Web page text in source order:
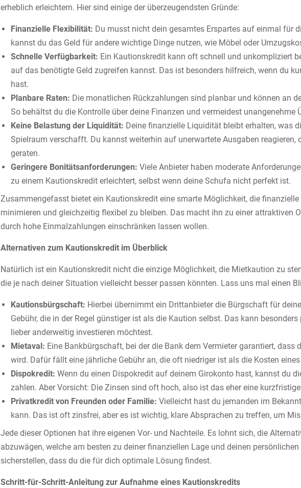
erheblich erleichtern. Hier sind einige der überzeugendsten Gründe:
Finanzielle Flexibilität: Du musst nicht dein gesamtes Erspartes auf einmal für
kannst du das Geld für andere wichtige Dinge nutzen, wie Möbel oder
Schnelle Verfügbarkeit: Ein Kautionskredit kann oft schnell und unkompliziert
auf das benötigte Geld zugreifen kannst. Das ist besonders hilfreich, wenn du
hast.
Planbare Raten: Die monatlichen Rückzahlungen sind planbar und können an
So behältst du die Kontrolle über deine Finanzen und vermeidest unangenehme
Keine Belastung der Liquidität: Deine finanzielle Liquidität bleibt erhalten, was
Spielraum verschafft. Du kannst weiterhin auf unerwartete Ausgaben reagieren,
geraten.
Geringere Bonitätsanforderungen: Viele Anbieter haben moderate
zu einem Kautionskredit erleichtert, selbst wenn deine Schufa nicht perfekt ist.
Zusammengefasst bietet ein Kautionskredit eine smarte Möglichkeit, die
minimieren und gleichzeitig flexibel zu bleiben. Das macht ihn zu einer attraktiven
durch hohe Einmalzahlungen einschränken lassen wollen.
Alternativen zum Kautionskredit im Überblick
Natürlich ist ein Kautionskredit nicht die einzige Möglichkeit, die Mietkaution zu
die je nach deiner Situation vielleicht besser passen könnten. Lass uns mal einen
Kautionsbürgschaft: Hierbei übernimmt ein Drittanbieter die Bürgschaft für
Gebühr, die in der Regel günstiger ist als die Kaution selbst. Das kann
lieber anderweitig investieren möchtest.
Mietaval: Eine Bankbürgschaft, bei der die Bank dem Vermieter garantiert,
wird. Dafür fällt eine jährliche Gebühr an, die oft niedriger ist als die Kosten
Dispokredit: Wenn du einen Dispokredit auf deinem Girokonto hast, kannst du
zahlen. Aber Vorsicht: Die Zinsen sind oft hoch, also ist das eher eine
Privatkredit von Freunden oder Familie: Vielleicht hast du jemanden im
kann. Das ist oft zinsfrei, aber es ist wichtig, klare Absprachen zu treffen, um
Jede dieser Optionen hat ihre eigenen Vor- und Nachteile. Es lohnt sich, die
abzuwägen, welche am besten zu deiner finanziellen Lage und deinen
sicherstellen, dass du die für dich optimale Lösung findest.
Schritt-für-Schritt-Anleitung zur Aufnahme eines Kautionskredits